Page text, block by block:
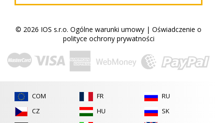
© 2026 IOS s.r.o. Ogólne warunki umowy | Oświadczenie o
polityce ochrony prywatności
COM
CZ
FR
HU
RU
SK